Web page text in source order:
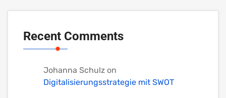
Recent Comments
Johanna Schulz on
Digitalisierungsstrategie mit SWOT